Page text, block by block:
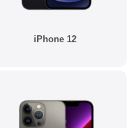
iPhone 12